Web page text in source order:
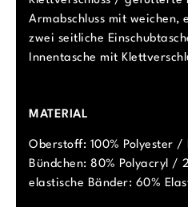
Armabschluss mit weichen,
zwei seitliche
Innentasche mit
MATERIAL
Oberstoff: 100% Polyester /
Bündchen: 80% Polyacryl /
elastische Bänder: 60%